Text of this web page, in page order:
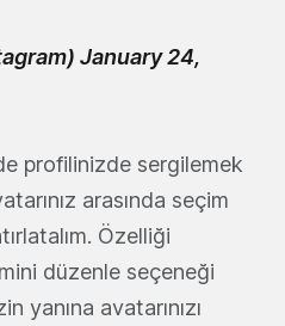
January 24,
profilinizde sergilemek
arasında seçim
Özelliği
düzenle seçeneği
yanına avatarınızı